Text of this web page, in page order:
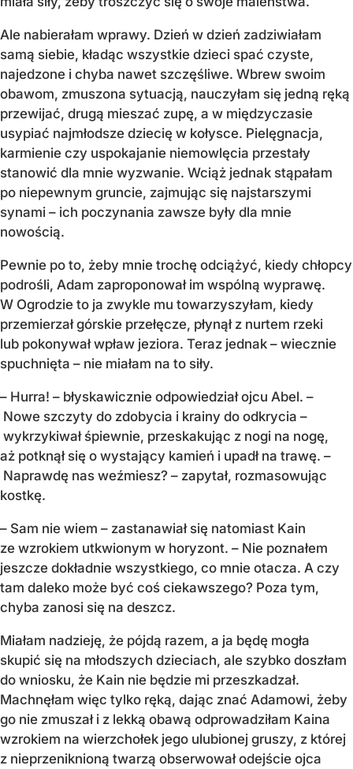
Ale nabierałam wprawy. Dzień w dzień zadziwiałam
samą siebie, kładąc wszystkie dzieci spać czyste,
najedzone i chyba nawet szczęśliwe. Wbrew swoim
obawom, zmuszona sytuacją, nauczyłam się jedną ręką
przewijać, drugą mieszać zupę, a w międzyczasie
usypiać najmłodsze dziecię w kołysce. Pielęgnacja,
karmienie czy uspokajanie niemowlęcia przestały
stanowić dla mnie wyzwanie. Wciąż jednak stąpałam
po niepewnym gruncie, zajmując się najstarszymi
synami – ich poczynania zawsze były dla mnie
nowością.
Pewnie po to, żeby mnie trochę odciążyć, kiedy chłopcy
podrośli, Adam zaproponował im wspólną wyprawę.
W Ogrodzie to ja zwykle mu towarzyszyłam, kiedy
przemierzał górskie przełęcze, płynął z nurtem rzeki
lub pokonywał wpław jeziora. Teraz jednak – wiecznie
spuchnięta – nie miałam na to siły.
– Hurra! – błyskawicznie odpowiedział ojcu Abel. –
Nowe szczyty do zdobycia i krainy do odkrycia –
wykrzykiwał śpiewnie, przeskakując z nogi na nogę,
aż potknął się o wystający kamień i upadł na trawę. –
Naprawdę nas weźmiesz? – zapytał, rozmasowując
kostkę.
– Sam nie wiem – zastanawiał się natomiast Kain
ze wzrokiem utkwionym w horyzont. – Nie poznałem
jeszcze dokładnie wszystkiego, co mnie otacza. A czy
tam daleko może być coś ciekawszego? Poza tym,
chyba zanosi się na deszcz.
Miałam nadzieję, że pójdą razem, a ja będę mogła
skupić się na młodszych dzieciach, ale szybko doszłam
do wniosku, że Kain nie będzie mi przeszkadzał.
Machnęłam więc tylko ręką, dając znać Adamowi, żeby
go nie zmuszał i z lekką obawą odprowadziłam Kaina
wzrokiem na wierzchołek jego ulubionej gruszy, z której
z nieprzeniknioną twarzą obserwował odejście ojca